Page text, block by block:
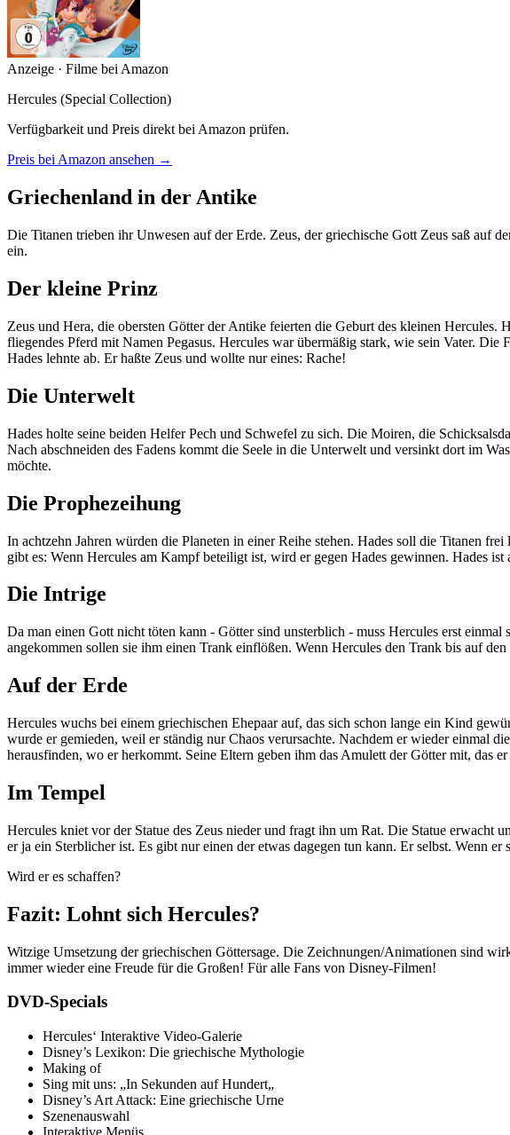
Anzeige · Filme bei Amazon
Hercules (Special Collection)
Verfügbarkeit und Preis direkt bei Amazon prüfen.
Preis bei Amazon ansehen →
Griechenland in der Antike
Die Titanen trieben ihr Unwesen auf der Erde. Zeus, der griechische Gott Zeus saß auf
ein.
Der kleine Prinz
Zeus und Hera, die obersten Götter der Antike feierten die Geburt des kleinen Hercules.
fliegendes Pferd mit Namen Pegasus. Hercules war übermäßig stark, wie sein Vater.
Hades lehnte ab. Er haßte Zeus und wollte nur eines: Rache!
Die Unterwelt
Hades holte seine beiden Helfer Pech und Schwefel zu sich. Die Moiren, die
Nach abschneiden des Fadens kommt die Seele in die Unterwelt und versinkt dort im
möchte.
Die Prophezeihung
In achtzehn Jahren würden die Planeten in einer Reihe stehen. Hades soll die Titanen
gibt es: Wenn Hercules am Kampf beteiligt ist, wird er gegen Hades gewinnen. Hades ist
Die Intrige
Da man einen Gott nicht töten kann - Götter sind unsterblich - muss Hercules erst
angekommen sollen sie ihm einen Trank einflößen. Wenn Hercules den Trank bis auf
Auf der Erde
Hercules wuchs bei einem griechischen Ehepaar auf, das sich schon lange ein Kind
wurde er gemieden, weil er ständig nur Chaos verursachte. Nachdem er wieder einmal
herausfinden, wo er herkommt. Seine Eltern geben ihm das Amulett der Götter mit, das
Im Tempel
Hercules kniet vor der Statue des Zeus nieder und fragt ihn um Rat. Die Statue erwacht
er ja ein Sterblicher ist. Es gibt nur einen der etwas dagegen tun kann. Er selbst. Wenn
Wird er es schaffen?
Fazit: Lohnt sich Hercules?
Witzige Umsetzung der griechischen Göttersage. Die Zeichnungen/Animationen sind
immer wieder eine Freude für die Großen! Für alle Fans von Disney-Filmen!
DVD-Specials
Hercules‘ Interaktive Video-Galerie
Disney’s Lexikon: Die griechische Mythologie
Making of
Sing mit uns: „In Sekunden auf Hundert„
Disney’s Art Attack: Eine griechische Urne
Szenenauswahl